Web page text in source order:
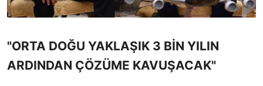
"ORTA DOĞU YAKLAŞIK 3 BİN YILIN
ARDINDAN ÇÖZÜME KAVUŞACAK"